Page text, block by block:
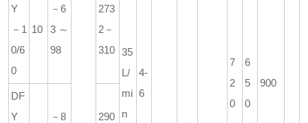
35
L/
mi
n
4-
6
Y
－1
0/6
0
10
－6
3～
98
273
2－
310
7
2
0
6
5
0
900
DF
Y
－8
290